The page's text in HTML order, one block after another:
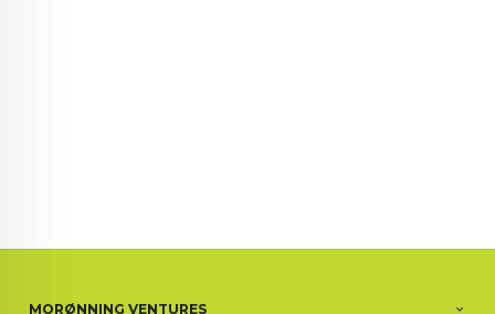
MORØNNING VENTURES